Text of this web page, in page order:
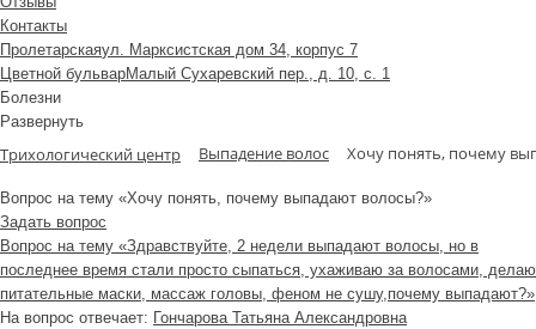
Контакты
Пролетарскаяул. Марксистская дом 34, корпус 7
Цветной бульварМалый Сухаревский пер., д. 10, с. 1
Болезни
Развернуть
Трихологический центр Выпадение волос Хочу понять, почему
Вопрос на тему «Хочу понять, почему выпадают волосы?»
Задать вопрос
Вопрос на тему «Здравствуйте, 2 недели выпадают волосы, но в
последнее время стали просто сыпаться, ухаживаю за волосами, делаю
питательные маски, массаж головы, феном не сушу,почему выпадают?»
На вопрос отвечает: Гончарова Татьяна Александровна